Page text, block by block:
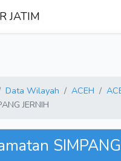
JATIM
Data Wilayah ACEH
JERNIH